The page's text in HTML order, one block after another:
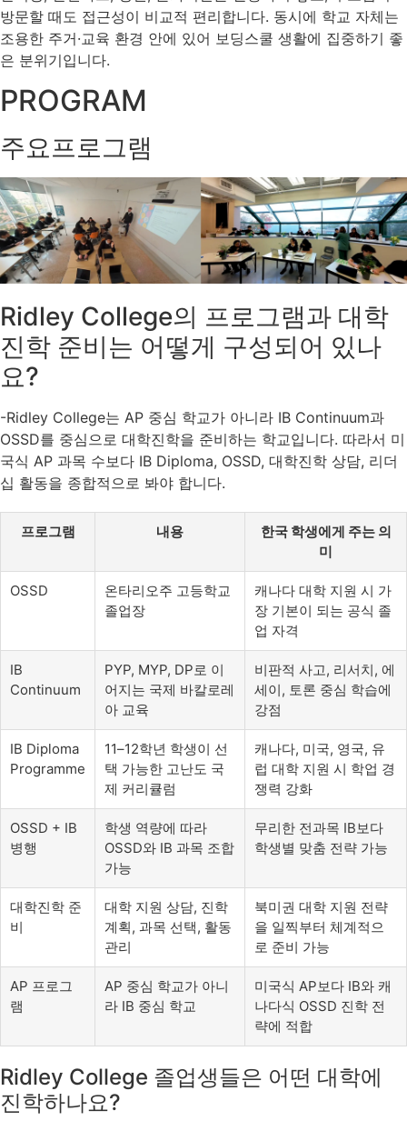
방문할 때도 접근성이 비교적 편리합니다. 동시에 학교 자체는
조용한 주거·교육 환경 안에 있어 보딩스쿨 생활에 집중하기 좋
은 분위기입니다.
PROGRAM
주요프로그램
Ridley College의 프로그램과 대학
진학 준비는 어떻게 구성되어 있나
요?
-Ridley College는 AP 중심 학교가 아니라 IB Continuum과
OSSD를 중심으로 대학진학을 준비하는 학교입니다. 따라서 미
국식 AP 과목 수보다 IB Diploma, OSSD, 대학진학 상담, 리더
십 활동을 종합적으로 봐야 합니다.
프로그램 내용
한국 학생에게 주는 의
미
OSSD
온타리오주 고등학교
졸업장
캐나다 대학 지원 시 가
장 기본이 되는 공식 졸
업 자격
IB
Continuum
PYP, MYP, DP로 이
어지는 국제 바칼로레
아 교육
비판적 사고, 리서치, 에
세이, 토론 중심 학습에
강점
IB Diploma
Programme
11–12학년 학생이 선
택 가능한 고난도 국
제 커리큘럼
캐나다, 미국, 영국, 유
럽 대학 지원 시 학업 경
쟁력 강화
OSSD + IB
병행
학생 역량에 따라
OSSD와 IB 과목 조합
가능
무리한 전과목 IB보다
학생별 맞춤 전략 가능
대학진학 준
비
대학 지원 상담, 진학
계획, 과목 선택, 활동
관리
북미권 대학 지원 전략
을 일찍부터 체계적으
로 준비 가능
AP 프로그
램
AP 중심 학교가 아니
라 IB 중심 학교
미국식 AP보다 IB와 캐
나다식 OSSD 진학 전
략에 적합
Ridley College 졸업생들은 어떤 대학에
진학하나요?